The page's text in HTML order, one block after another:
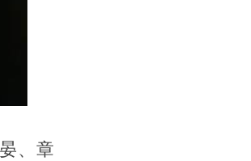
、章